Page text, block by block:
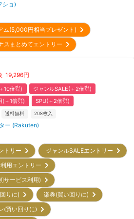
ショ)
ム(5,000円相当プレゼント)
スまとめてエントリー
19,296円
10倍㌽)
ジャンルSALE(＋2倍㌽)
(＋1倍㌽)
SPU(＋2倍㌽)
送料無料 208枚入
ー (Rakuten)
トリー
ジャンルSALEエントリー
利用エントリー
サービス利用)
回りに)
楽券(買い回りに)
(買い回りに)